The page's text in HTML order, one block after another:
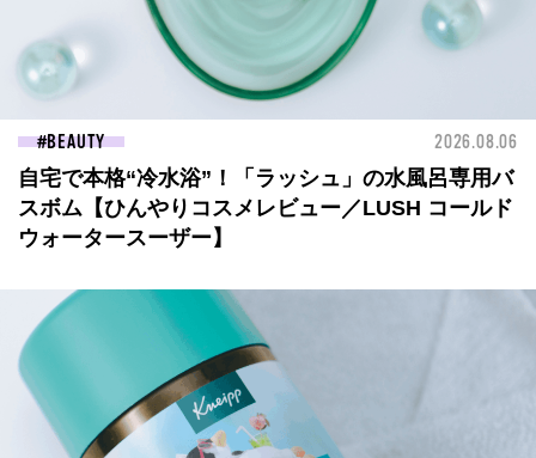
BEAUTY 2026.08.06
自宅で本格“冷水浴”！「ラッシュ」の水風呂専用バ
スボム【ひんやりコスメレビュー／LUSH コールド
ウォータースーザー】